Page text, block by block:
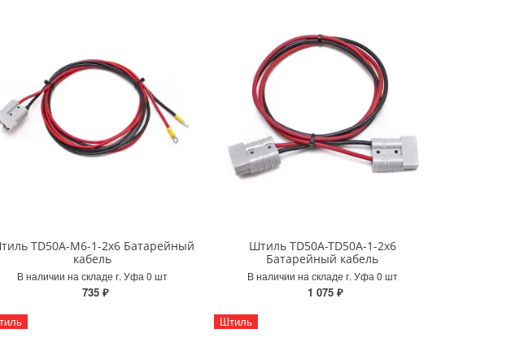
TD50А-М6-1-2х6 Батарейный
кабель
В наличии на складе г. Уфа 0 шт
735 ₽
Штиль TD50A-TD50A-1-2x6
Батарейный кабель
В наличии на складе г. Уфа 0 шт
1 075 ₽
Штиль